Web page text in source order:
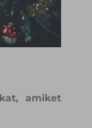
amiket